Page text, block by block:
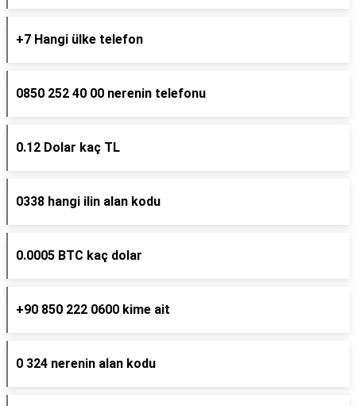
+7 Hangi ülke telefon
0850 252 40 00 nerenin telefonu
0.12 Dolar kaç TL
0338 hangi ilin alan kodu
0.0005 BTC kaç dolar
+90 850 222 0600 kime ait
0 324 nerenin alan kodu